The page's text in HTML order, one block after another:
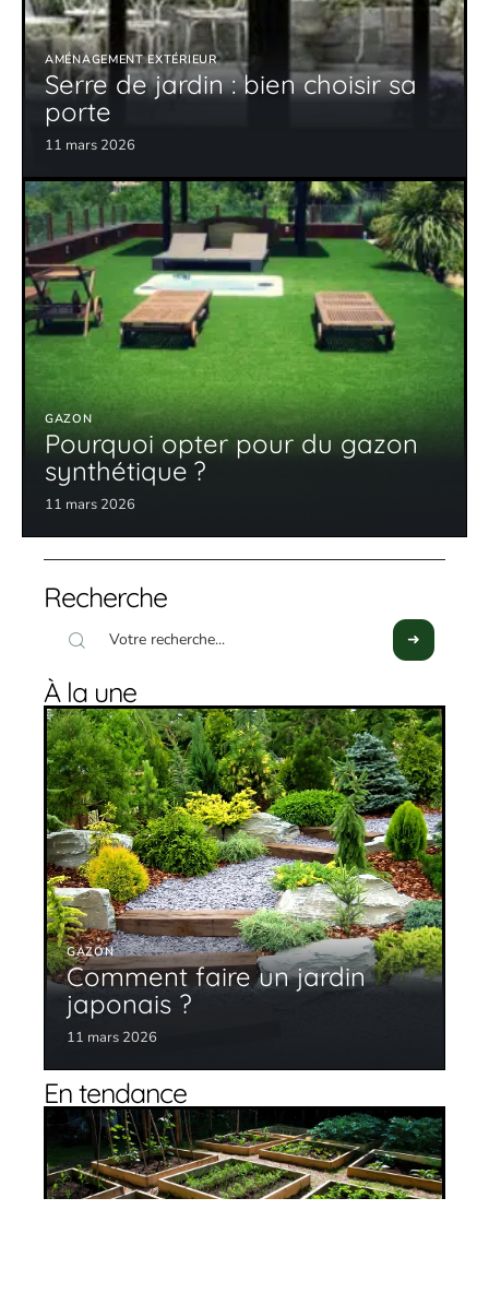
AMÉNAGEMENT EXTÉRIEUR
Serre de jardin : bien choisir sa
porte
11 mars 2026
GAZON
Pourquoi opter pour du gazon
synthétique ?
11 mars 2026
Recherche
À la une
GAZON
Comment faire un jardin
japonais ?
11 mars 2026
En tendance